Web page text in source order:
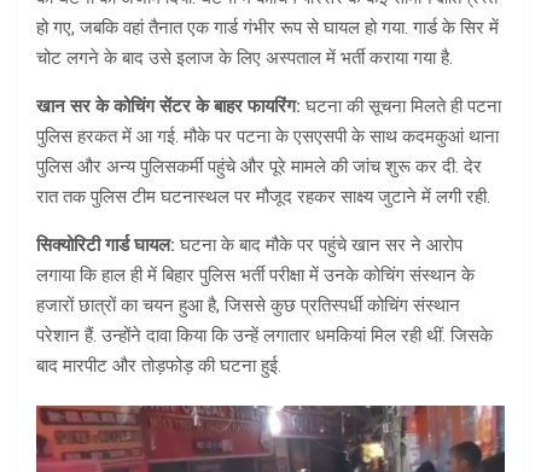
हो गए, जबकि वहां तैनात एक गार्ड गंभीर रूप से घायल हो गया. गार्ड के सिर में
चोट लगने के बाद उसे इलाज के लिए अस्पताल में भर्ती कराया गया है.
खान सर के कोचिंग सेंटर के बाहर फायरिंग: घटना की सूचना मिलते ही पटना
पुलिस हरकत में आ गई. मौके पर पटना के एसएसपी के साथ कदमकुआं थाना
पुलिस और अन्य पुलिसकर्मी पहुंचे और पूरे मामले की जांच शुरू कर दी. देर
रात तक पुलिस टीम घटनास्थल पर मौजूद रहकर साक्ष्य जुटाने में लगी रही.
सिक्योरिटी गार्ड घायल:घटना के बाद मौके पर पहुंचे खान सर ने आरोप
लगाया कि हाल ही में बिहार पुलिस भर्ती परीक्षा में उनके कोचिंग संस्थान के
हजारों छात्रों का चयन हुआ है, जिससे कुछ प्रतिस्पर्धी कोचिंग संस्थान
परेशान हैं. उन्होंने दावा किया कि उन्हें लगातार धमकियां मिल रही थीं. जिसके
बाद मारपीट और तोड़फोड़ की घटना हुई.